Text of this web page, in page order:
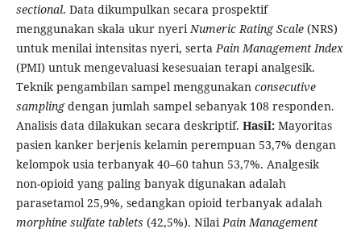
sectional. Data dikumpulkan secara prospektif
menggunakan skala ukur nyeriNumeric Rating Scale(NRS)
untuk menilai intensitas nyeri, sertaPain Management Index
(PMI) untuk mengevaluasi kesesuaian terapi analgesik.
Teknik pengambilan sampel menggunakan consecutive
samplingdengan jumlah sampel sebanyak 108 responden.
Analisis data dilakukan secara deskriptif. Hasil:Mayoritas
pasien kanker berjenis kelamin perempuan 53,7% dengan
kelompok usia terbanyak 40–60 tahun 53,7%. Analgesik
non-opioid yang paling banyak digunakan adalah
parasetamol 25,9%, sedangkan opioid terbanyak adalah
morphine sulfate tablets (42,5%). NilaiPain Management